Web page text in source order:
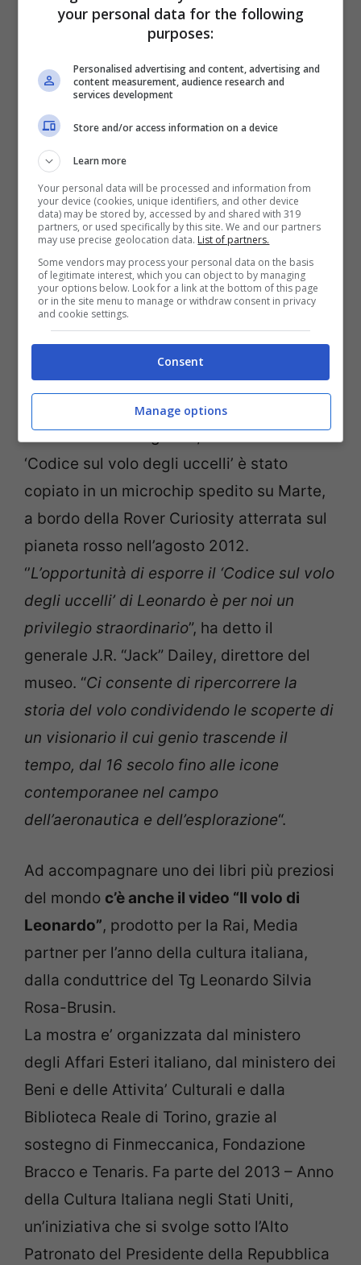
Bisogniero, ambasciatore italiano negli
Stati Uniti, ha ricordato come la scelta di
portare il Codice in America cade proprio
nel cinquantesimo anniversario della
cooperazione spaziale tra Italia ed Usa”:
Abbiamo appena firmato un nuovo
accordo bilaterale– ha aggiunto
l’ambasciatore –che apre nuove
interessanti possibilità in questo campo di
collaborazione già forte tra i due Paesi“.
L’Italia ha lasciato il segno“, ha
commentato Bisogniero, ricordando che il
‘Codice sul volo degli uccelli’ è stato
copiato in un microchip spedito su Marte,
a bordo della Rover Curiosity atterrata sul
pianeta rosso nell’agosto 2012.
‘’L’opportunità di esporre il ‘Codice sul volo
degli uccelli’ di Leonardo è per noi un
privilegio straordinario”, ha detto il
generale J.R. “Jack” Dailey, direttore del
museo. “Ci consente di ripercorrere la
storia del volo condividendo le scoperte di
un visionario il cui genio trascende il
tempo, dal 16 secolo fino alle icone
contemporanee nel campo
dell’aeronautica e dell’esplorazione“.
Ad accompagnare uno dei libri più preziosi
del mondo c’è anche il video “Il volo di
Leonardo”, prodotto per la Rai, Media
partner per l’anno della cultura italiana,
dalla conduttrice del Tg Leonardo Silvia
Rosa-Brusin.
La mostra e’ organizzata dal ministero
degli Affari Esteri italiano, dal ministero dei
Beni e delle Attivita’ Culturali e dalla
Biblioteca Reale di Torino, grazie al
sostegno di Finmeccanica, Fondazione
Bracco e Tenaris. Fa parte del 2013 – Anno
della Cultura Italiana negli Stati Uniti,
un’iniziativa che si svolge sotto l’Alto
Patronato del Presidente della Repubblica
your personal data for the following
purposes:
Personalised advertising and content, advertising and
content measurement, audience research and
services development
Store and/or access information on a device
Learn more
Your personal data will be processed and information from
your device (cookies, unique identifiers, and other device
data) may be stored by, accessed by and shared with 319
partners, or used specifically by this site. We and our partners
may use precise geolocation data. List of partners.
Some vendors may process your personal data on the basis
of legitimate interest, which you can object to by managing
your options below. Look for a link at the bottom of this page
or in the site menu to manage or withdraw consent in privacy
and cookie settings.
Consent
Manage options